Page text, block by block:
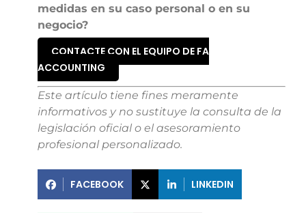
medidas en su caso personal o en su
negocio?
CONTACTE CON EL EQUIPO DE FA
ACCOUNTING
Este artículo tiene fines meramente
informativos y no sustituye la consulta de la
legislación oficial o el asesoramiento
profesional personalizado.
FACEBOOK LINKEDIN